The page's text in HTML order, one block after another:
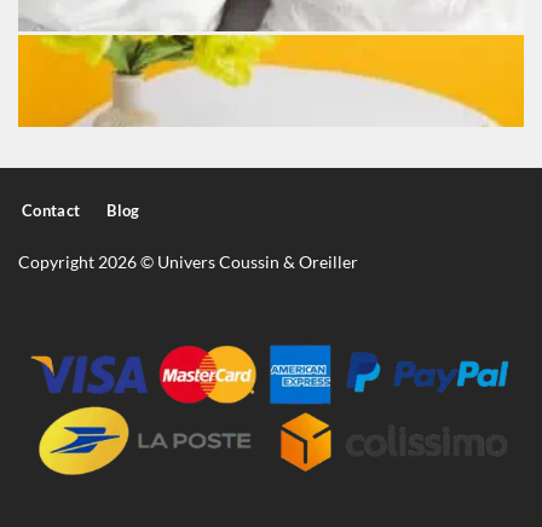
Contact Blog
Copyright 2026 © Univers Coussin & Oreiller